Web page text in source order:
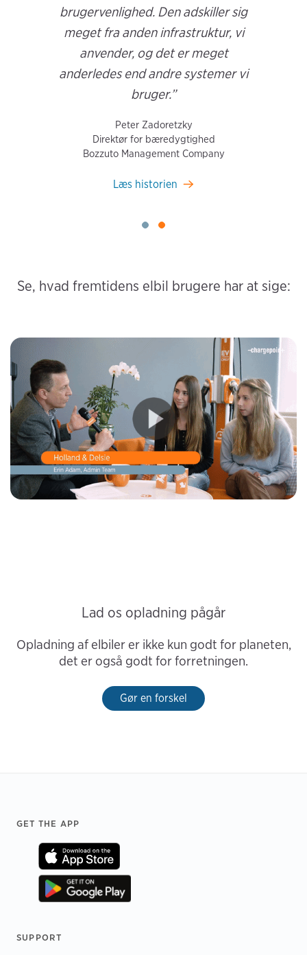
brugervenlighed. Den adskiller sig
meget fra anden infrastruktur, vi
anvender, og det er meget
anderledes end andre systemer vi
bruger.”
Peter Zadoretzky
Direktør for bæredygtighed
Bozzuto Management Company
Læs historien
Se, hvad fremtidens elbil brugere har at sige:
Lad os opladning pågår
Opladning af elbiler er ikke kun godt for planeten,
det er også godt for forretningen.
Gør en forskel
Footer
GET THE APP
SUPPORT